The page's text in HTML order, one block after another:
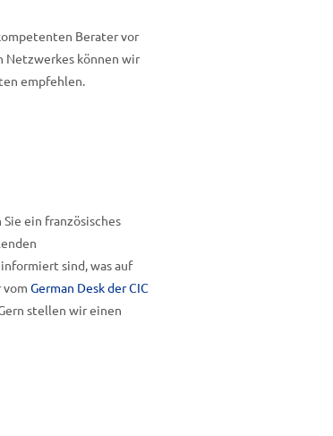
Berater vor
Netzwerkes können wir
empfehlen.
ein französisches
sind, was auf
vom German Desk der CIC
stellen wir einen